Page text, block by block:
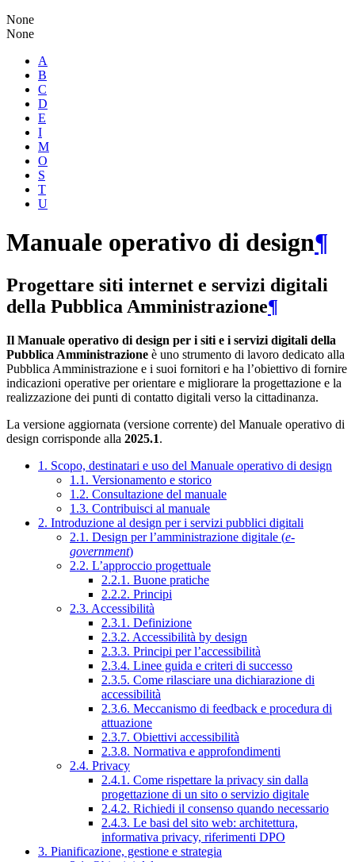
None
None
A
B
C
D
E
I
M
O
S
T
U
Manuale operativo di design¶
Progettare siti internet e servizi digitali
della Pubblica Amministrazione¶
Il Manuale operativo di design per i siti e i servizi digitali della
Pubblica Amministrazione è uno strumento di lavoro dedicato alla
Pubblica Amministrazione e i suoi fornitori e ha l’obiettivo di fornire
indicazioni operative per orientare e migliorare la progettazione e la
realizzazione dei punti di contatto digitali verso la cittadinanza.
La versione aggiornata (versione corrente) del Manuale operativo di
design corrisponde alla 2025.1.
1. Scopo, destinatari e uso del Manuale operativo di design
1.1. Versionamento e storico
1.2. Consultazione del manuale
1.3. Contribuisci al manuale
2. Introduzione al design per i servizi pubblici digitali
2.1. Design per l’amministrazione digitale (e-
government)
2.2. L’approccio progettuale
2.2.1. Buone pratiche
2.2.2. Principi
2.3. Accessibilità
2.3.1. Definizione
2.3.2. Accessibilità by design
2.3.3. Principi per l’accessibilità
2.3.4. Linee guida e criteri di successo
2.3.5. Come rilasciare una dichiarazione di
accessibilità
2.3.6. Meccanismo di feedback e procedura di
attuazione
2.3.7. Obiettivi accessibilità
2.3.8. Normativa e approfondimenti
2.4. Privacy
2.4.1. Come rispettare la privacy sin dalla
progettazione di un sito o servizio digitale
2.4.2. Richiedi il consenso quando necessario
2.4.3. Le basi del sito web: architettura,
informativa privacy, riferimenti DPO
3. Pianificazione, gestione e strategia